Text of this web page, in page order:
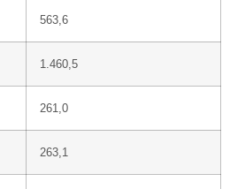
563,6
1.460,5
261,0
263,1